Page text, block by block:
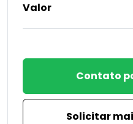
Valor
Contato
Solicitar